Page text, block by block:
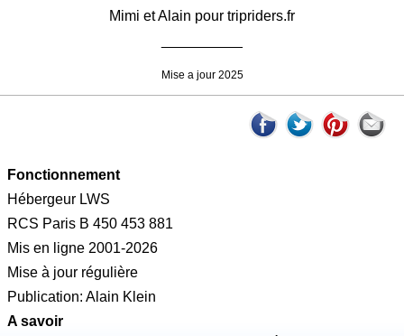
Mimi et Alain pour tripriders.fr
Mise a jour 2025
Fonctionnement
Hébergeur LWS
RCS Paris B 450 453 881
Mis en ligne 2001-2026
Mise à jour régulière
Publication: Alain Klein
A savoir